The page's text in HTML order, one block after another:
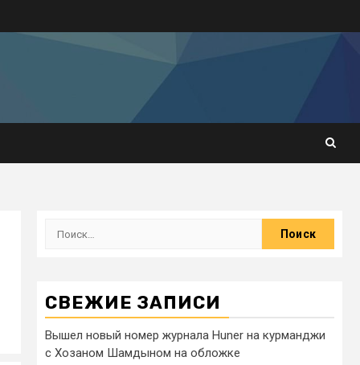
СВЕЖИЕ ЗАПИСИ
Вышел новый номер журнала Huner на курманджи
с Хозаном Шамдыном на обложке